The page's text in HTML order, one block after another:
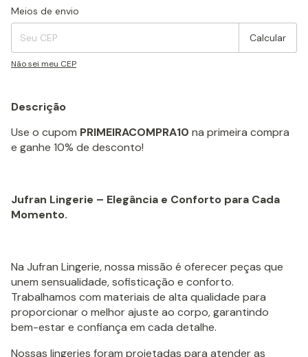
Entregas para o CEP:
Meios de envio
Calcular
Não sei meu CEP
Descrição
Use o cupom PRIMEIRACOMPRA10 na primeira compra
e ganhe 10% de desconto!
Jufran Lingerie – Elegância e Conforto para Cada
Momento.
Na Jufran Lingerie, nossa missão é oferecer peças que
unem sensualidade, sofisticação e conforto.
Trabalhamos com materiais de alta qualidade para
proporcionar o melhor ajuste ao corpo, garantindo
bem-estar e confiança em cada detalhe.
Nossas lingeries foram projetadas para atender as